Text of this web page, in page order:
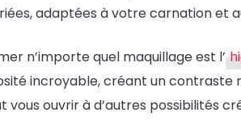
adaptées à votre carnation et
n’importe quel maquillage est l’
incroyable, créant un contraste
ouvrir à d’autres possibilités